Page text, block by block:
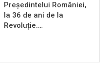
Președintelui României,
la 36 de ani de la
Revoluție.…